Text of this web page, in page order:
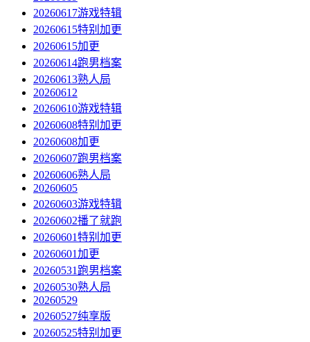
20260617游戏特辑
20260615特别加更
20260615加更
20260614跑男档案
20260613熟人局
20260612
20260610游戏特辑
20260608特别加更
20260608加更
20260607跑男档案
20260606熟人局
20260605
20260603游戏特辑
20260602播了就跑
20260601特别加更
20260601加更
20260531跑男档案
20260530熟人局
20260529
20260527纯享版
20260525特别加更